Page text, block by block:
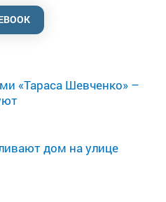
«Тараса Шевченко» –
дом на улице